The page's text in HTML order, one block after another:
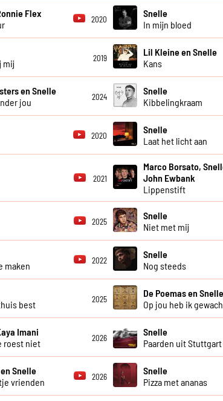
Flex
2020
Snelle
In mijn bloed
mij
2019
Lil Kleine en Snelle
Kans
en Snelle
jou
2024
Snelle
Kibbelingkraam
2020
Snelle
Laat het licht aan
2021
Marco Borsato,
John Ewbank
Lippenstift
2025
Snelle
Niet met mij
maken
2022
Snelle
Nog steeds
best
2025
De Poemas en Snelle
Op jou heb ik
Imani
roest niet
2026
Snelle
Paarden uit Stuttgart
Snelle
vrienden
2026
Snelle
Pizza met ananas